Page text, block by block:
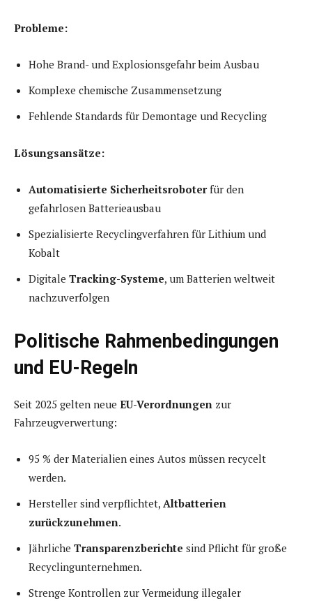
Probleme:
Hohe Brand- und Explosionsgefahr beim Ausbau
Komplexe chemische Zusammensetzung
Fehlende Standards für Demontage und Recycling
Lösungsansätze:
Automatisierte Sicherheitsroboterfür den
gefahrlosen Batterieausbau
Spezialisierte Recyclingverfahren für Lithium und
Kobalt
Digitale Tracking-Systeme, um Batterien weltweit
nachzuverfolgen
Politische Rahmenbedingungen
und EU-Regeln
Seit 2025 gelten neue EU-Verordnungen zur
Fahrzeugverwertung:
95 % der Materialien eines Autos müssen recycelt
werden.
Hersteller sind verpflichtet, Altbatterien
zurückzunehmen.
Jährliche Transparenzberichte sind Pflicht für große
Recyclingunternehmen.
Strenge Kontrollen zur Vermeidung illegaler